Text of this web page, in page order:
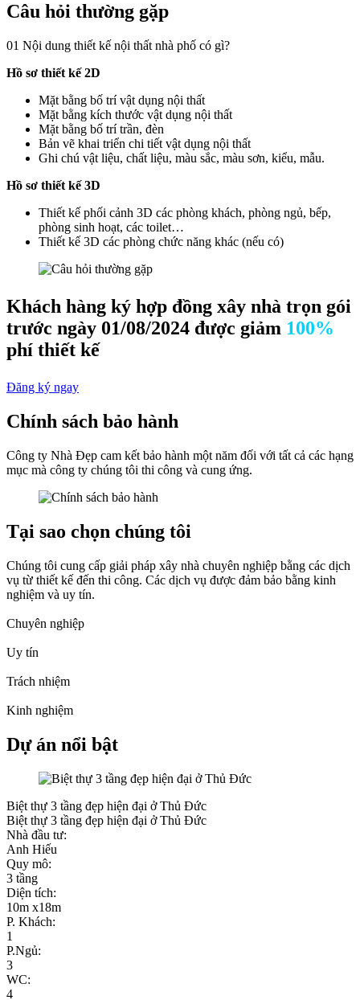
Câu hỏi thường gặp
01 Nội dung thiết kế nội thất nhà phố có gì?
Hồ sơ thiết kế 2D
Mặt bằng bố trí vật dụng nội thất
Mặt bằng kích thước vật dụng nội thất
Mặt bằng bố trí trần, đèn
Bản vẽ khai triển chi tiết vật dụng nội thất
Ghi chú vật liệu, chất liệu, màu sắc, màu sơn, kiểu, mẫu.
Hồ sơ thiết kế 3D
Thiết kế phối cảnh 3D các phòng khách, phòng ngủ, bếp,
phòng sinh hoạt, các toilet…
Thiết kế 3D các phòng chức năng khác (nếu có)
Khách hàng ký hợp đồng xây nhà trọn gói
trước ngày 01/08/2024 được giảm 100%
phí thiết kế
Đăng ký ngay
Chính sách bảo hành
Công ty Nhà Đẹp cam kết bảo hành một năm đối với tất cả các hạng
mục mà công ty chúng tôi thi công và cung ứng.
Tại sao chọn chúng tôi
Chúng tôi cung cấp giải pháp xây nhà chuyên nghiệp bằng các dịch
vụ từ thiết kế đến thi công. Các dịch vụ được đảm bảo bằng kinh
nghiệm và uy tín.
Chuyên nghiệp
Uy tín
Trách nhiệm
Kinh nghiệm
Dự án nổi bật
Biệt thự 3 tầng đẹp hiện đại ở Thủ Đức
Biệt thự 3 tầng đẹp hiện đại ở Thủ Đức
Nhà đầu tư:
Anh Hiếu
Quy mô:
3 tầng
Diện tích:
10m x18m
P. Khách:
1
P.Ngủ:
3
WC:
4